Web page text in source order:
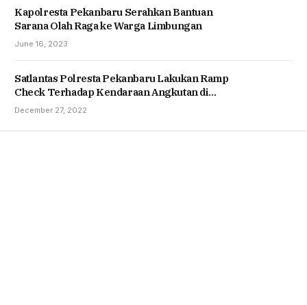
Kapolresta Pekanbaru Serahkan Bantuan
Sarana Olah Raga ke Warga Limbungan
June 16, 2023
Satlantas Polresta Pekanbaru Lakukan Ramp
Check Terhadap Kendaraan Angkutan di
Terminal Bandar Raya Payung Sekaki
December 27, 2022